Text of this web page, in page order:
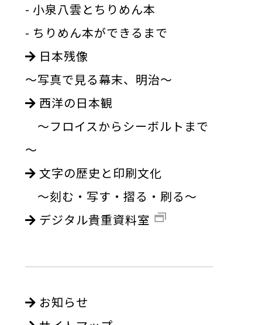
- 小泉八雲とちりめん本
- ちりめん本ができるまで
日本残像
～写真で見る幕末、明治～
西洋の日本観
～フロイスからシーボルトまで
～
文字の歴史と印刷文化
～刻む・写す・摺る・刷る～
デジタル貴重資料室
お知らせ